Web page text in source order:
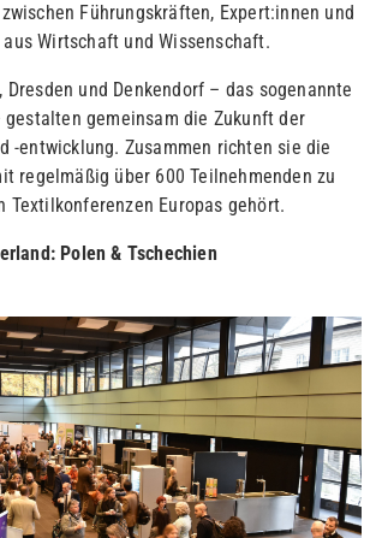
Führungskräften, Expert:innen und
Wirtschaft und Wissenschaft.
Dresden und Denkendorf – das sogenannte
gestalten gemeinsam die Zukunft der
-entwicklung. Zusammen richten sie die
regelmäßig über 600 Teilnehmenden zu
Textilkonferenzen Europas gehört.
Polen & Tschechien